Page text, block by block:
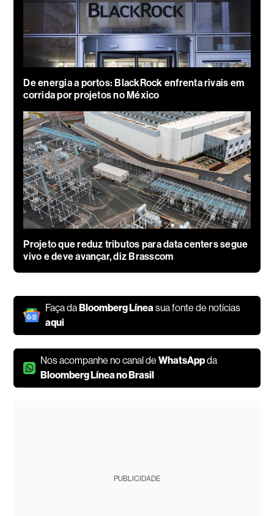
De energia a portos: BlackRock enfrenta rivais em
corrida por projetos no México
Projeto que reduz tributos para data centers segue
vivo e deve avançar, diz Brasscom
Faça daBloomberg Línea sua fonte de notícias
aqui
Nos acompanhe no canal deWhatsAppda
Bloomberg Línea no Brasil
PUBLICIDADE